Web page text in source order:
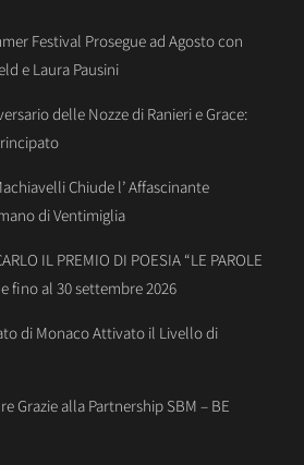
Festival Prosegue ad Agosto con
e Laura Pausini
delle Nozze di Ranieri e Grace:
Chiude l’ Affascinante
di Ventimiglia
IL PREMIO DI POESIA “LE PAROLE
fino al 30 settembre 2026
di Monaco Attivato il Livello di
Grazie alla Partnership SBM – BE